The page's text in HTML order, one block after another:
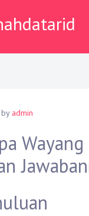
by admin